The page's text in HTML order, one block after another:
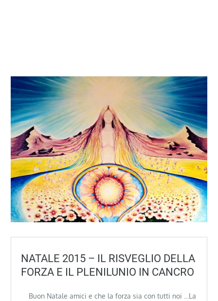
NATALE 2015 – IL RISVEGLIO DELLA
FORZA E IL PLENILUNIO IN CANCRO
Buon Natale amici e che la forza sia con tutti noi …La